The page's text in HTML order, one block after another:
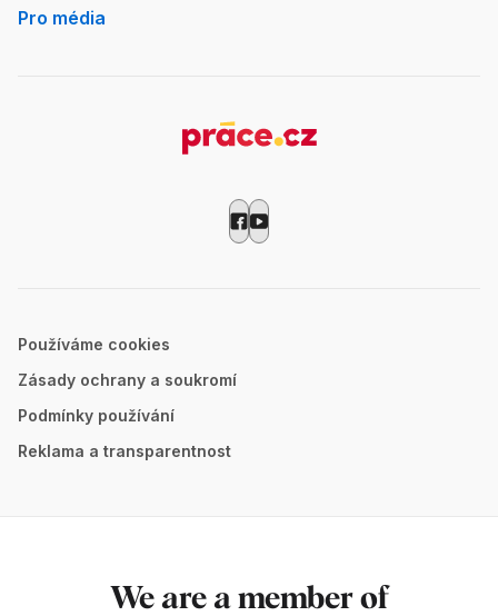
Pro média
Používáme cookies
Zásady ochrany a soukromí
Podmínky používání
Reklama a transparentnost
We are a member of